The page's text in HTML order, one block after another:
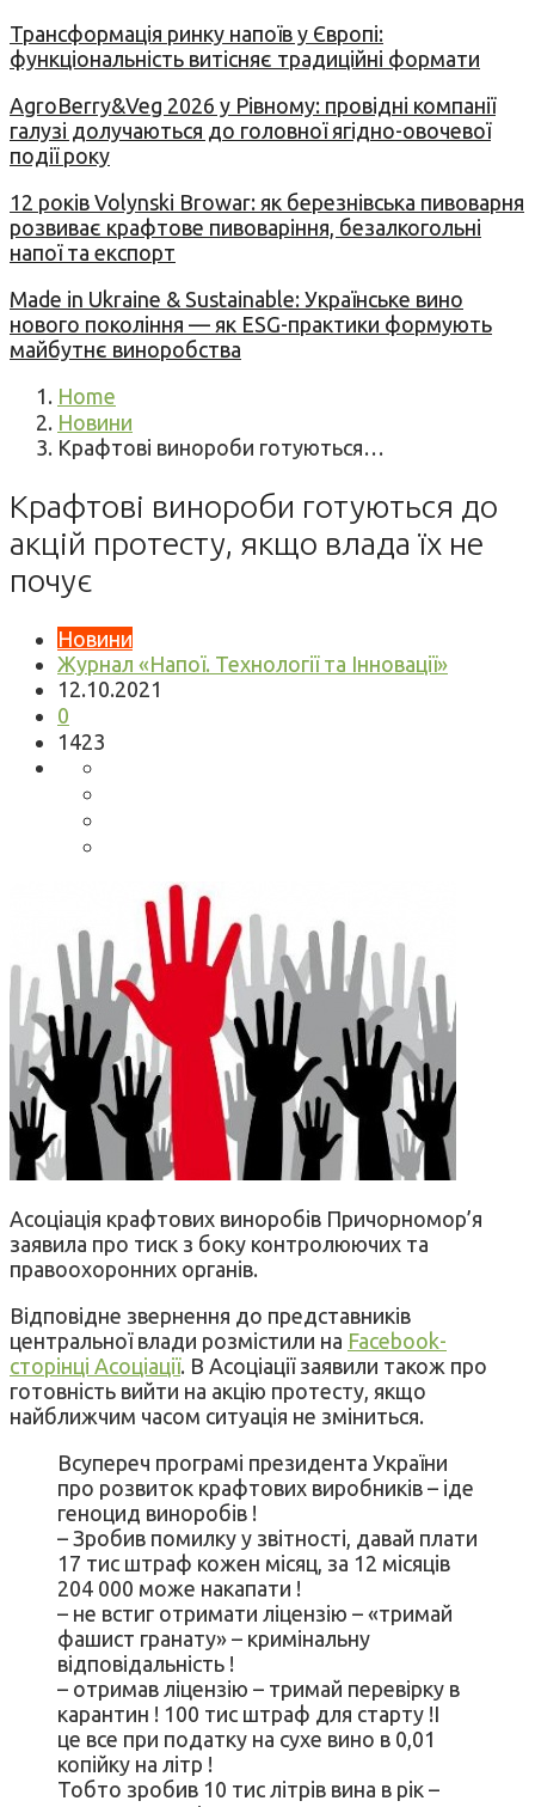
Трансформація ринку напоїв у Європі:
функціональність витісняє традиційні формати
AgroBerry&Veg 2026 у Рівному: провідні компанії
галузі долучаються до головної ягідно-овочевої
події року
12 років Volynski Browar: як березнівська пивоварня
розвиває крафтове пивоваріння, безалкогольні
напої та експорт
Made in Ukraine & Sustainable: Українське вино
нового покоління — як ESG-практики формують
майбутнє виноробства
Home
Новини
Крафтові винороби готуються…
Крафтові винороби готуються до
акцій протесту, якщо влада їх не
почує
Новини
Журнал «Напої. Технології та Інновації»
12.10.2021
0
1423
Асоціація крафтових виноробів Причорномор’я
заявила про тиск з боку контролюючих та
правоохоронних органів.
Відповідне звернення до представників
центральної влади розмістили на Facebook-
сторінці Асоціації. В Асоціації заявили також про
готовність вийти на акцію протесту, якщо
найближчим часом ситуація не зміниться.
Всупереч програмі президента України
про розвиток крафтових виробників – іде
геноцид виноробів !
– Зробив помилку у звітності, давай плати
17 тис штраф кожен місяц, за 12 місяців
204 000 може накапати !
– не встиг отримати ліцензію – «тримай
фашист гранату» – кримінальну
відповідальність !
– отримав ліцензію – тримай перевірку в
карантин ! 100 тис штраф для старту !І
це все при податку на сухе вино в 0,01
копійку на літр !
Тобто зробив 10 тис літрів вина в рік –